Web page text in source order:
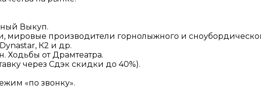
Выкуп.
мировые производители горнолыжного и
К2 и др.
Ходьбы от Драмтеатра.
через Сдэк скидки до 40%).
«по звонку».